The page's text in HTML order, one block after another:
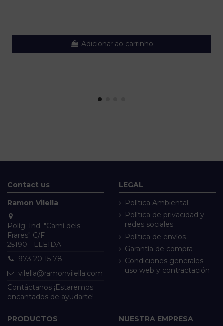
Adicionar ao carrinho
Contact us
Ramon Vilella
Políg. Ind. "Camí dels
Frares" C/F
25190 - LLEIDA
973 20 15 78
vilella@ramonvilella.com
Contáctanos ¡Estaremos
encantados de ayudarte!
LEGAL
Política Ambiental
Política de privacidad y
redes sociales
Política de envíos
Garantía de compra
Condiciones generales
uso web y contractación
PRODUCTOS NUESTRA EMPRESA